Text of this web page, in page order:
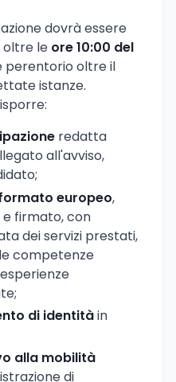
dovrà essere
le ore 10:00 del
perentorio oltre il
istanze.
redatta
all'avviso,
europeo,
firmato, con
dei servizi prestati,
competenze
di identitàin
alla mobilità
di